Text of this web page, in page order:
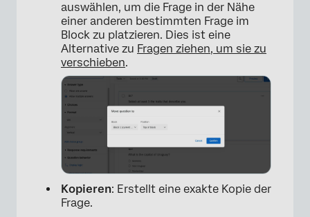
×
auswählen, um die Frage in der Nähe
einer anderen bestimmten Frage im
Block zu platzieren. Dies ist eine
Alternative zu Fragen ziehen, um sie zu
verschieben.
Kopieren: Erstellt eine exakte Kopie der
Frage.